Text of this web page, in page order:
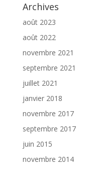
Archives
août 2023
août 2022
novembre 2021
septembre 2021
juillet 2021
janvier 2018
novembre 2017
septembre 2017
juin 2015
novembre 2014